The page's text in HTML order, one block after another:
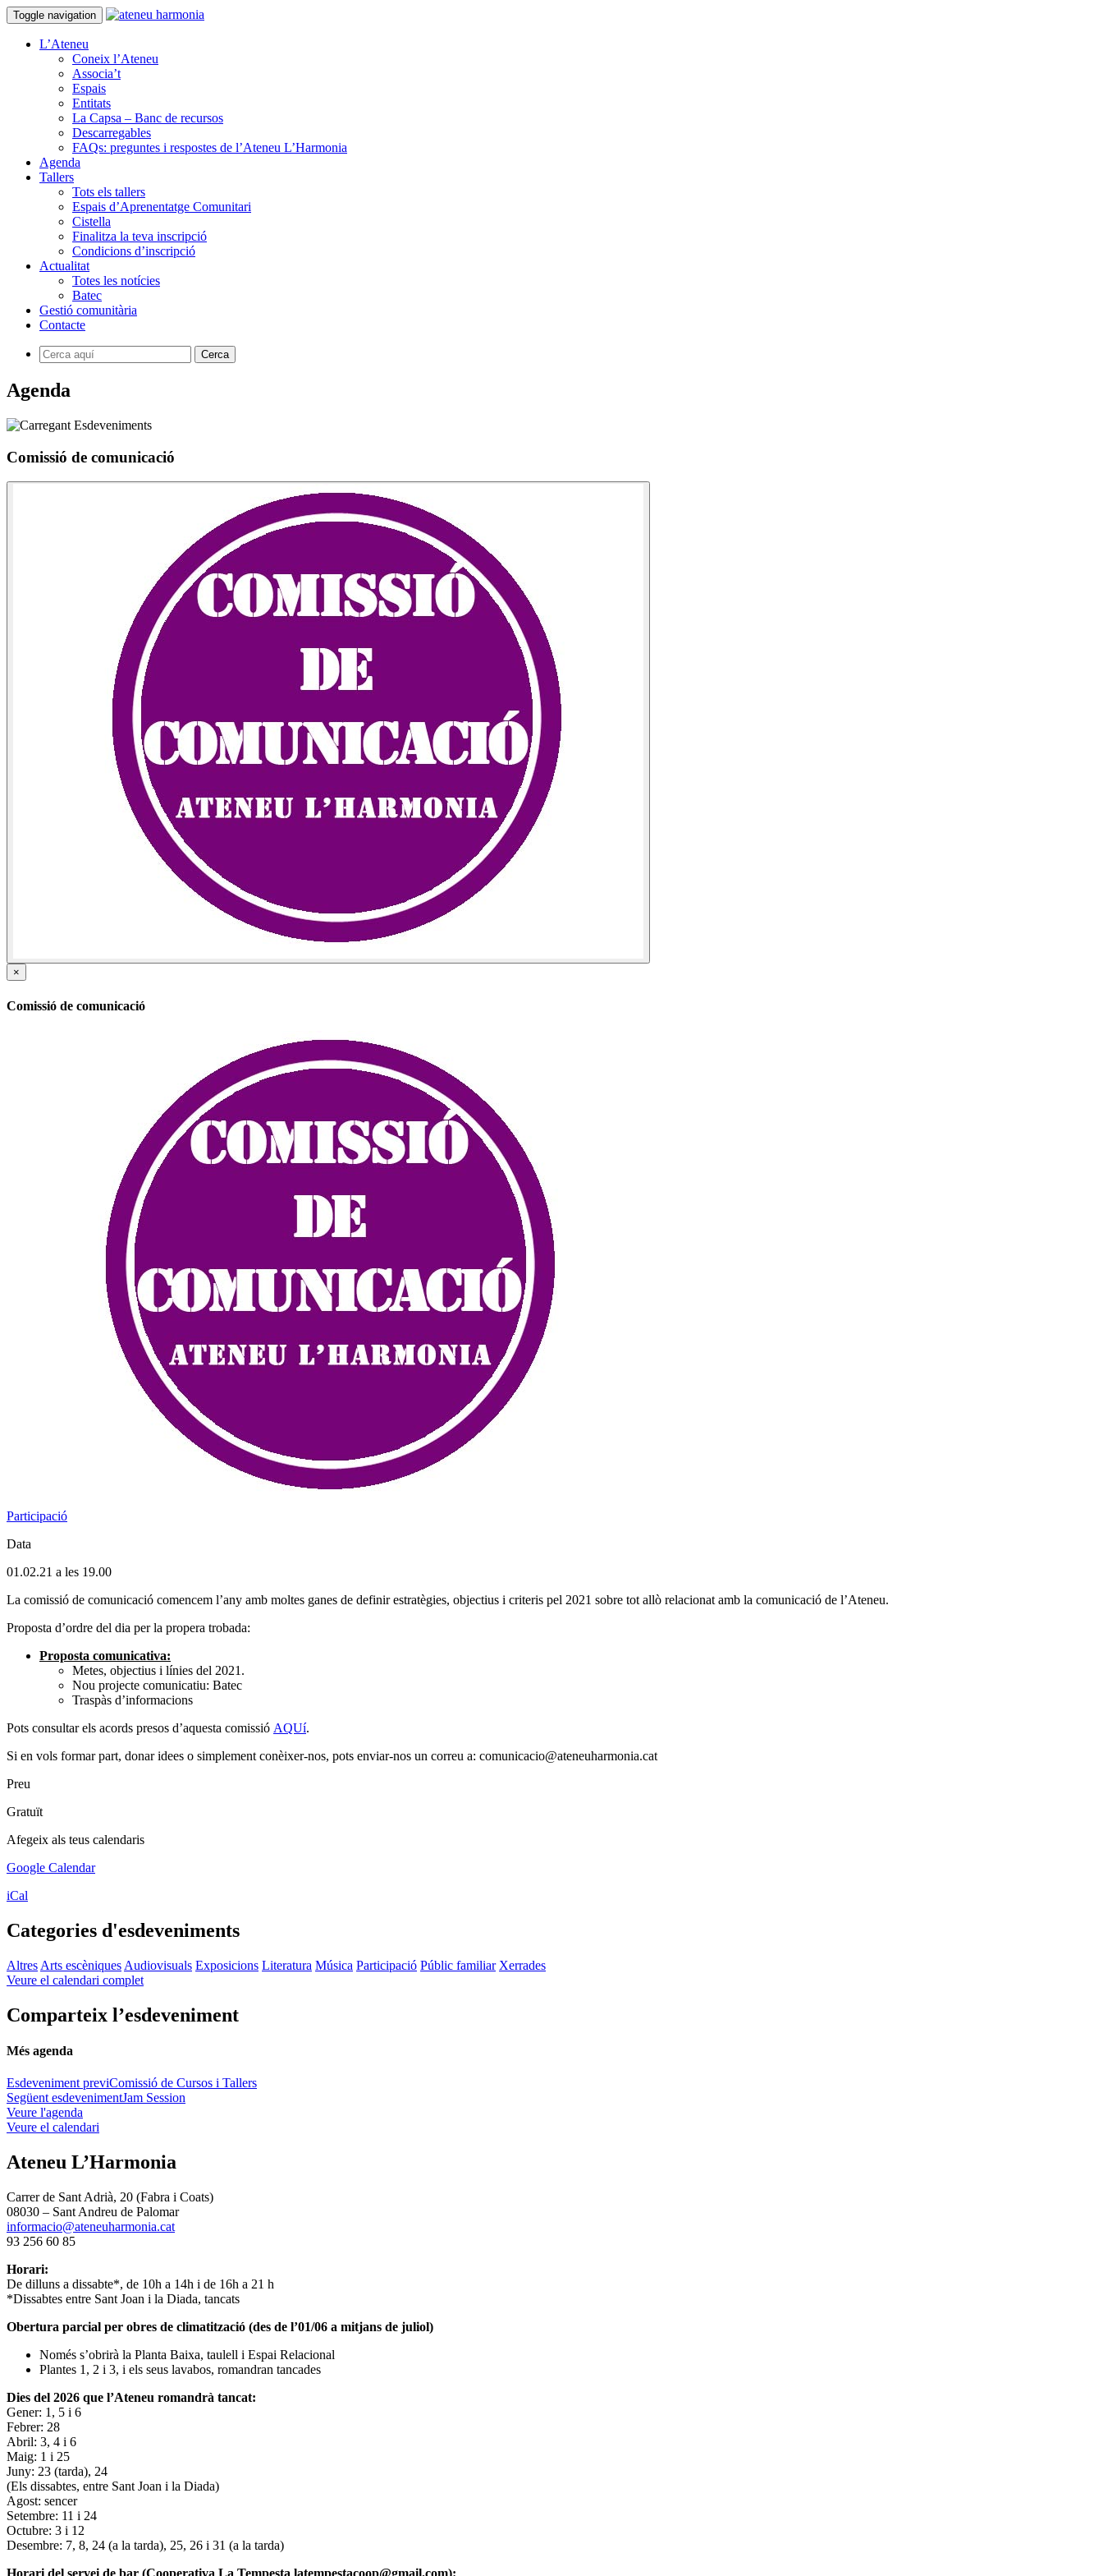
Toggle navigation
L’Ateneu
Coneix l’Ateneu
Associa’t
Espais
Entitats
La Capsa – Banc de recursos
Descarregables
FAQs: preguntes i respostes de l’Ateneu L’Harmonia
Agenda
Tallers
Tots els tallers
Espais d’Aprenentatge Comunitari
Cistella
Finalitza la teva inscripció
Condicions d’inscripció
Actualitat
Totes les notícies
Batec
Gestió comunitària
Contacte
Agenda
Comissió de comunicació
×
Comissió de comunicació
Participació
Data
01.02.21 a les 19.00
La comissió de comunicació comencem l’any amb moltes ganes de definir estratègies, objectius i criteris pel 2021 sobre tot allò relacionat amb la comunicació de l’Ateneu.
Proposta d’ordre del dia per la propera trobada:
Proposta comunicativa:
Metes, objectius i línies del 2021.
Nou projecte comunicatiu: Batec
Traspàs d’informacions
Pots consultar els acords presos d’aquesta comissió AQUí.
Si en vols formar part, donar idees o simplement conèixer-nos, pots enviar-nos un correu a: comunicacio@ateneuharmonia.cat
Preu
Gratuït
Afegeix als teus calendaris
Google Calendar
iCal
Categories d'esdeveniments
Altres Arts escèniques Audiovisuals Exposicions Literatura Música Participació Públic familiar Xerrades
Veure el calendari complet
Comparteix l’esdeveniment
Més agenda
Esdeveniment previComissió de Cursos i Tallers
Següent esdevenimentJam Session
Veure l'agenda
Veure el calendari
Ateneu L’Harmonia
Carrer de Sant Adrià, 20 (Fabra i Coats)
08030 – Sant Andreu de Palomar
informacio@ateneuharmonia.cat
93 256 60 85
Horari:
De dilluns a dissabte*, de 10h a 14h i de 16h a 21 h
*Dissabtes entre Sant Joan i la Diada, tancats
Obertura parcial per obres de climatització (des de l’01/06 a mitjans de juliol)
Només s’obrirà la Planta Baixa, taulell i Espai Relacional
Plantes 1, 2 i 3, i els seus lavabos, romandran tancades
Dies del 2026 que l’Ateneu romandrà tancat:
Gener: 1, 5 i 6
Febrer: 28
Abril: 3, 4 i 6
Maig: 1 i 25
Juny: 23 (tarda), 24
(Els dissabtes, entre Sant Joan i la Diada)
Agost: sencer
Setembre: 11 i 24
Octubre: 3 i 12
Desembre: 7, 8, 24 (a la tarda), 25, 26 i 31 (a la tarda)
Horari del servei de bar (Cooperativa La Tempesta latempestacoop@gmail.com):